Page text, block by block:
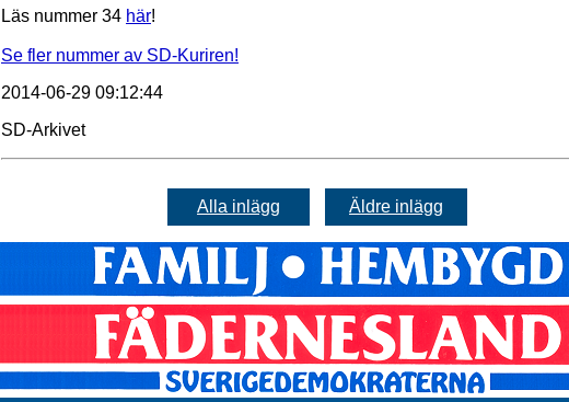
Läs nummer 34 här!
Se fler nummer av SD-Kuriren!
2014-06-29 09:12:44
SD-Arkivet
Alla inlägg Äldre inlägg